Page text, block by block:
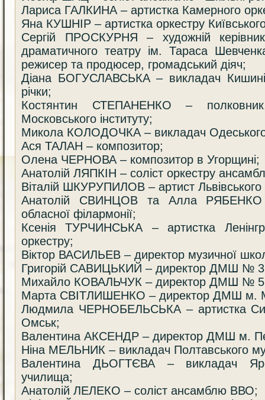
Лариса ГАЛКИНА – артистка Камерного
Яна КУШНІР – артистка оркестру
Сергій ПРОСКУРНЯ – художній
драматичного театру ім. Тараса
режисер та продюсер, громадський діяч;
Діана БОГУСЛАВСЬКА – викладач
річки;
Костянтин СТЕПАНЕНКО –
Московського інституту;
Микола КОЛОДОЧКА – викладач
Ася ТАЛАН – композитор;
Олена ЧЕРНОВА – композитор в Угорщині;
Анатолій ЛЯПКІН – соліст оркестру
Віталій ШКУРУПИЛОВ – артист Львівського
Анатолій СВИНЦОВ та Алла РЯБЕНКО
обласної філармонії;
Ксенія ТУРЧИНСЬКА – артистка
оркестру;
Віктор ВАСИЛЬЕВ – директор музичної
Григорій САВИЦЬКИЙ – директор ДМШ №
Михайло КОВАЛЬЧУК – директор ДМШ № 5
Марта СВІТЛИШЕНКО – директор ДМШ м.
Людмила ЧЕРНОБЕЛЬСЬКА – артистка
Омськ;
Валентина АКСЕНДР – директор ДМШ м.
Ніна МЕЛЬНИК – викладач Полтавського
Валентина ДЬОГТЄВА – викладач
училища;
Анатолій ЛЕЛЕКО – соліст ансамблю ВВО;